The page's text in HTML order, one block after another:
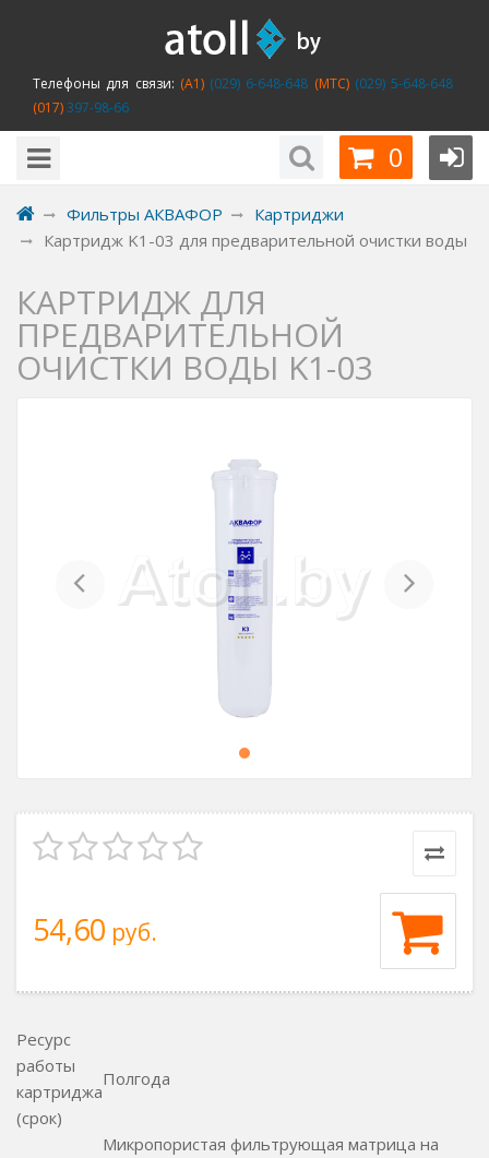
Телефоны для связи: (A1)(029) 6-648-648 (MTC)(029) 5-648-648
(017)397-98-66
0
Фильтры АКВАФОР
Картриджи
Картридж K1-03 для предварительной очистки воды
КАРТРИДЖ ДЛЯ
ПРЕДВАРИТЕЛЬНОЙ
ОЧИСТКИ ВОДЫ K1-03
54,60 руб.
Ресурс
работы
картриджа
(срок)
Полгода
Микропористая фильтрующая матрица на